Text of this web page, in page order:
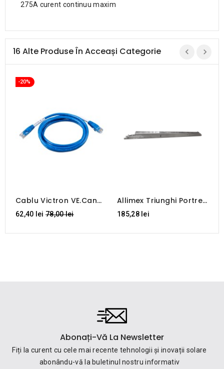
275A curent continuu maxim
16 Alte Produse În Acceași Categorie
-20%
Cablu Victron VE.Can
La CAN-Bus BMS, Type
A (5 M)
62,40 lei Regular
78,00 lei
Allimex Triunghi Portret
Reglabil
15°/20°/25°/30°/35°
185,28 lei
Abonați-Vă La Newsletter
Fiți la curent cu cele mai recente tehnologii și inovații solare
abonându-vă la buletinul nostru informativ